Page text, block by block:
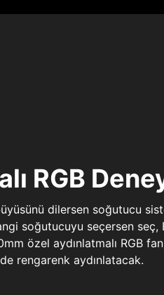
RGB
büyüsünü dilersen soğutucu
soğutucuyu seçersen
özel aydınlatmalı RGB
rengarenk aydınlatacak.